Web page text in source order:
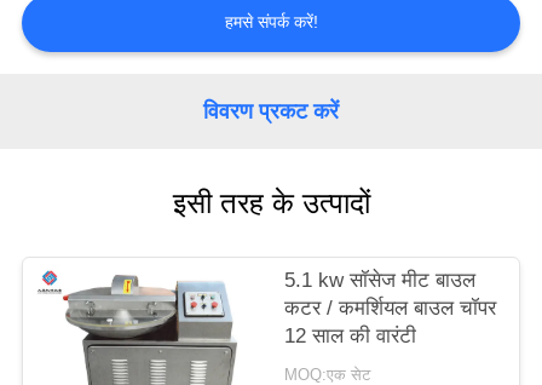
हमसे
संपर्क
मामले
उद्धरण
हमसे संपर्क करें!
विवरण प्रकट करें
इसी तरह के उत्पादों
5.1 kw सॉसेज मीट बाउल
कटर / कमर्शियल बाउल चॉपर
12 साल की वारंटी
MOQ:एक सेट